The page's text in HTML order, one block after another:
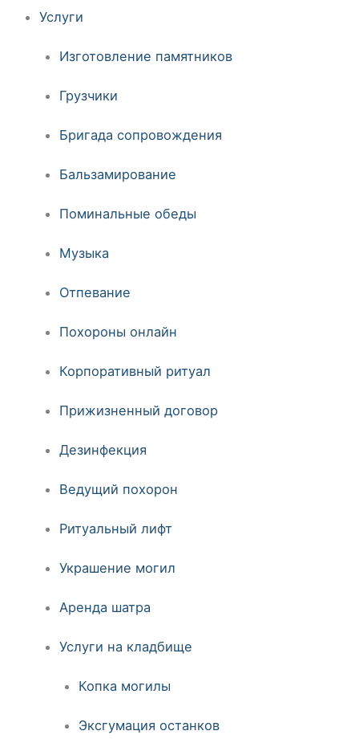
Услуги
Изготовление памятников
Грузчики
Бригада сопровождения
Бальзамирование
Поминальные обеды
Музыка
Отпевание
Похороны онлайн
Корпоративный ритуал
Прижизненный договор
Дезинфекция
Ведущий похорон
Ритуальный лифт
Украшение могил
Аренда шатра
Услуги на кладбище
Копка могилы
Эксгумация останков